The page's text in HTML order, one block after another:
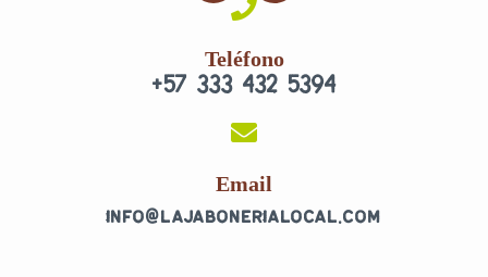
b
o
f
a
g
Teléfono
+57 333 432 5394
Email
info@lajabonerialocal.com